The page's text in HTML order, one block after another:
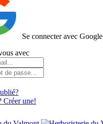
Se connecter avec Google
avec
Créer une!